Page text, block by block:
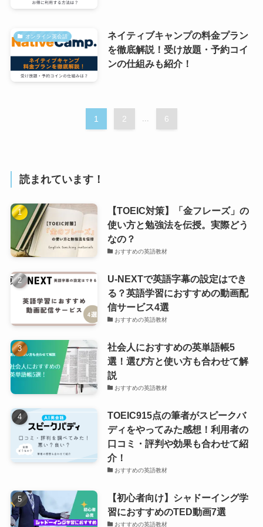
オンライン英会話
ネイティブキャンプの料金プラン
を徹底解説！受け放題・予約コイ
ンの仕組みも紹介！
1 2 ... 6
読まれています！
【TOEIC対策】「金フレーズ」の
使い方と勉強法を伝授。実際どう
なの？
おすすめの英語教材
U-NEXTで英語字幕の設定はでき
る？英語学習におすすめの動画配
信サービス4選
おすすめの英語教材
社会人におすすめの英単語帳5
選！選び方と使い方も合わせて解
説
おすすめの英語教材
TOEIC915点の筆者がスピークバ
ディをやってみた感想！利用者の
口コミ・評判や効果も合わせて紹
介！
おすすめの英語教材
【初心者向け】シャドーイング学
習におすすめのTED動画7選
おすすめの英語教材